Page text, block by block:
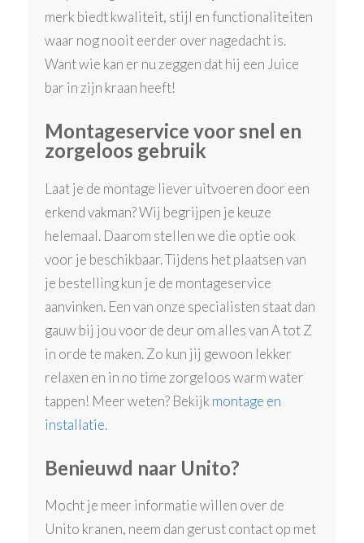
merk biedt kwaliteit, stijl en functionaliteiten
waar nog nooit eerder over nagedacht is.
Want wie kan er nu zeggen dat hij een Juice
bar in zijn kraan heeft!
Montageservice voor snel en
zorgeloos gebruik
Laat je de montage liever uitvoeren door een
erkend vakman? Wij begrijpen je keuze
helemaal. Daarom stellen we die optie ook
voor je beschikbaar. Tijdens het plaatsen van
je bestelling kun je de montageservice
aanvinken. Een van onze specialisten staat dan
gauw bij jou voor de deur om alles van A tot Z
in orde te maken. Zo kun jij gewoon lekker
relaxen en in no time zorgeloos warm water
tappen! Meer weten? Bekijk montage en
installatie.
Benieuwd naar Unito?
Mocht je meer informatie willen over de
Unito kranen, neem dan gerust contact op met